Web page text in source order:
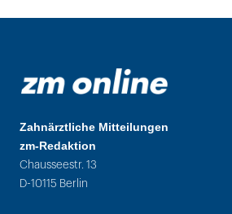
Zahnärztliche Mitteilungen
zm-Redaktion
Chausseestr. 13
D-10115 Berlin